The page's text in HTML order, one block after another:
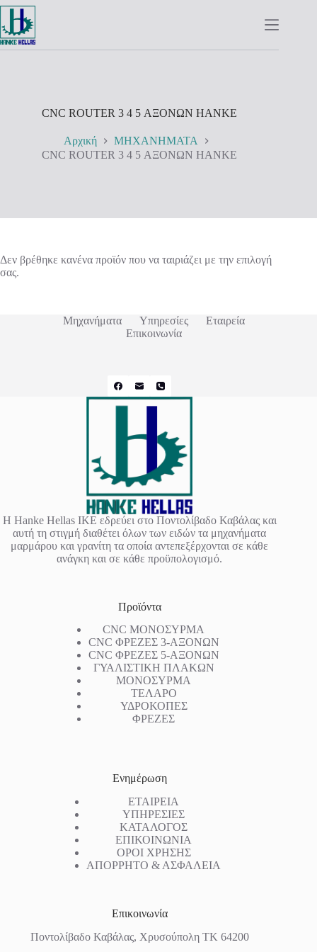
Μετάβαση
στο
περιεχόμενο
CNC ROUTER 3 4 5 ΑΞΟΝΩΝ HANKE
Αρχική
ΜΗΧΑΝΗΜΑΤΑ
CNC ROUTER 3 4 5 ΑΞΟΝΩΝ HANKE
Δεν βρέθηκε κανένα προϊόν που να ταιριάζει με την επιλογή
σας.
Μηχανήματα Υπηρεσίες
Εταιρεία
Επικοινωνία
Η Hanke Hellas IKE εδρεύει στο Ποντολίβαδο Καβάλας και
αυτή τη στιγμή διαθέτει όλων των ειδών τα μηχανήματα
μαρμάρου και γρανίτη τα οποία αντεπεξέρχονται σε κάθε
ανάγκη και σε κάθε προϋπολογισμό.
Προϊόντα
CNC ΜΟΝΟΣΥΡΜΑ
CNC ΦΡΕΖΕΣ 3-ΑΞΟΝΩΝ
CNC ΦΡΕΖΕΣ 5-ΑΞΟΝΩΝ
ΓΥΑΛΙΣΤΙΚΗ ΠΛΑΚΩΝ
ΜΟΝΟΣΥΡΜΑ
ΤΕΛΑΡΟ
ΥΔΡΟΚΟΠΕΣ
ΦΡΕΖΕΣ
Ενημέρωση
ΕΤΑΙΡΕΙΑ
ΥΠΗΡΕΣΙΕΣ
ΚΑΤΑΛΟΓΟΣ
ΕΠΙΚΟΙΝΩΝΙΑ
ΟΡΟΙ ΧΡΗΣΗΣ
ΑΠΟΡΡΗΤΟ & ΑΣΦΑΛΕΙΑ
Επικοινωνία
Ποντολίβαδο Καβάλας, Χρυσούπολη ΤΚ 64200